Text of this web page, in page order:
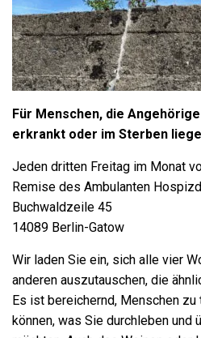
Für Menschen, die
erkrankt oder im Sterben
Jeden dritten Freitag im Monat
Remise des Ambulanten
Buchwaldzeile 45
14089 Berlin-Gatow
Wir laden Sie ein, sich alle vier
anderen auszutauschen, die
Es ist bereichernd, Menschen
können, was Sie durchleben und